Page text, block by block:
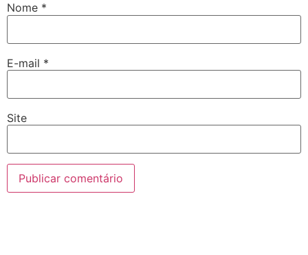
Nome *
E-mail *
Site